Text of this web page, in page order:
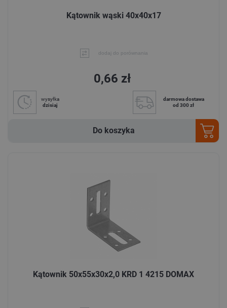
Kątownik wąski 40x40x17
dodaj do porównania
0,66 zł
wysyłka
dzisiaj
darmowa dostawa
od 300 zł
Do koszyka
Kątownik 50x55x30x2,0 KRD 1 4215 DOMAX